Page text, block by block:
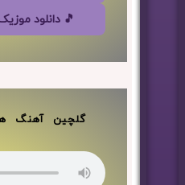
🎵 دانلود موزیک
گلچین آهنگ